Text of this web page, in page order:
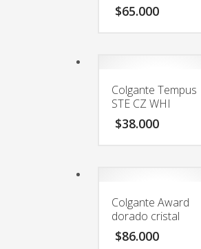
$65.000
Colgante Tempus
STE CZ WHI
$38.000
Colgante Award
dorado cristal
$86.000